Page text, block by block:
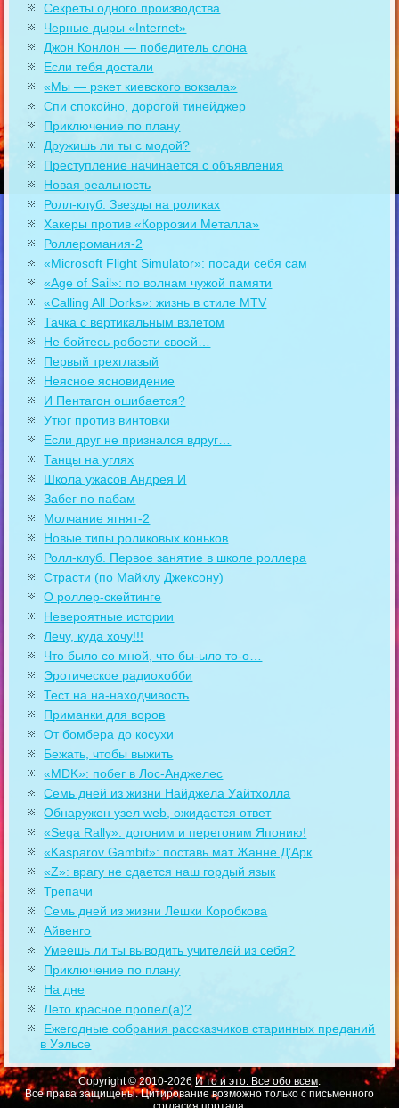
Секреты одного производства
Черные дыры «Internet»
Джон Конлон — победитель слона
Если тебя достали
«Мы — рэкет киевского вокзала»
Спи спокойно, дорогой тинейджер
Приключение по плану
Дружишь ли ты с модой?
Преступление начинается с объявления
Новая реальность
Ролл-клуб. Звезды на роликах
Хакеры против «Коррозии Металла»
Роллеромания-2
«Microsoft Flight Simulator»: посади себя сам
«Age of Sail»: по волнам чужой памяти
«Calling All Dorks»: жизнь в стиле MTV
Тачка с вертикальным взлетом
Не бойтесь робости своей…
Первый трехглазый
Неясное ясновидение
И Пентагон ошибается?
Утюг против винтовки
Если друг не признался вдруг…
Танцы на углях
Школа ужасов Андрея И
Забег по пабам
Молчание ягнят-2
Новые типы роликовых коньков
Ролл-клуб. Первое занятие в школе роллера
Страсти (по Майклу Джексону)
О роллер-скейтинге
Невероятные истории
Лечу, куда хочу!!!
Что было со мной, что бы-ыло то-о…
Эротическое радиохобби
Тест на на-находчивость
Приманки для воров
От бомбера до косухи
Бежать, чтобы выжить
«MDK»: побег в Лос-Анджелес
Семь дней из жизни Найджела Уайтхолла
Обнаружен узел web, ожидается ответ
«Sega Rally»: догоним и перегоним Японию!
«Kasparov Gambit»: поставь мат Жанне Д’Арк
«Z»: врагу не сдается наш гордый язык
Трепачи
Семь дней из жизни Лешки Коробкова
Айвенго
Умеешь ли ты выводить учителей из себя?
Приключение по плану
На дне
Лето красное пропел(а)?
Ежегодные собрания рассказчиков старинных преданий
в Уэльсе
Copyright © 2010-2026 И то и это. Все обо всем.
Все права защищены. Цитирование возможно только с письменного